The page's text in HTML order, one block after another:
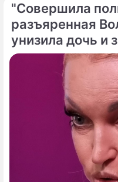
"Совершила
разъяренная
унизила дочь и